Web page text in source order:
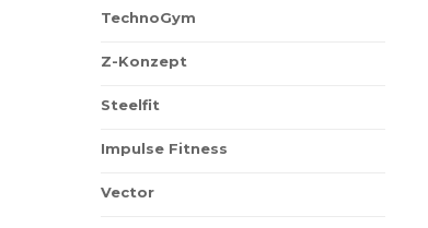
TechnoGym
Z-Konzept
Steelfit
Impulse Fitness
Vector